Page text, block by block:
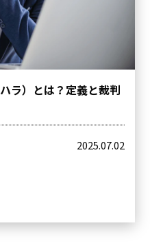
ラ）とは？定義と裁判
2025.07.02